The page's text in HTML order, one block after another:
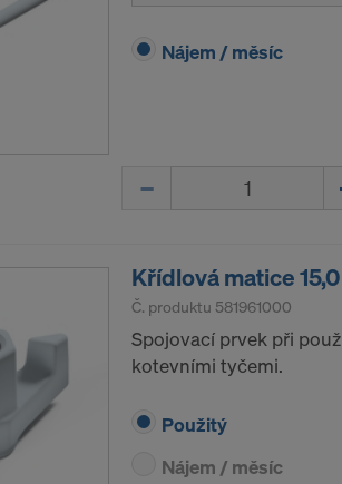
Nájem / měsíc
Křídlová matice 15,0
Č. produktu 581961000
Spojovací prvek při
kotevními tyčemi.
Použitý
Nájem / měsíc